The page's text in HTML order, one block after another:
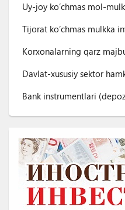
Uy-joy ko’chmas mol-
Tijorat ko’chmas mulkka
Korxonalarning qarz
Davlat-xususiy sektor
Bank instrumentlari